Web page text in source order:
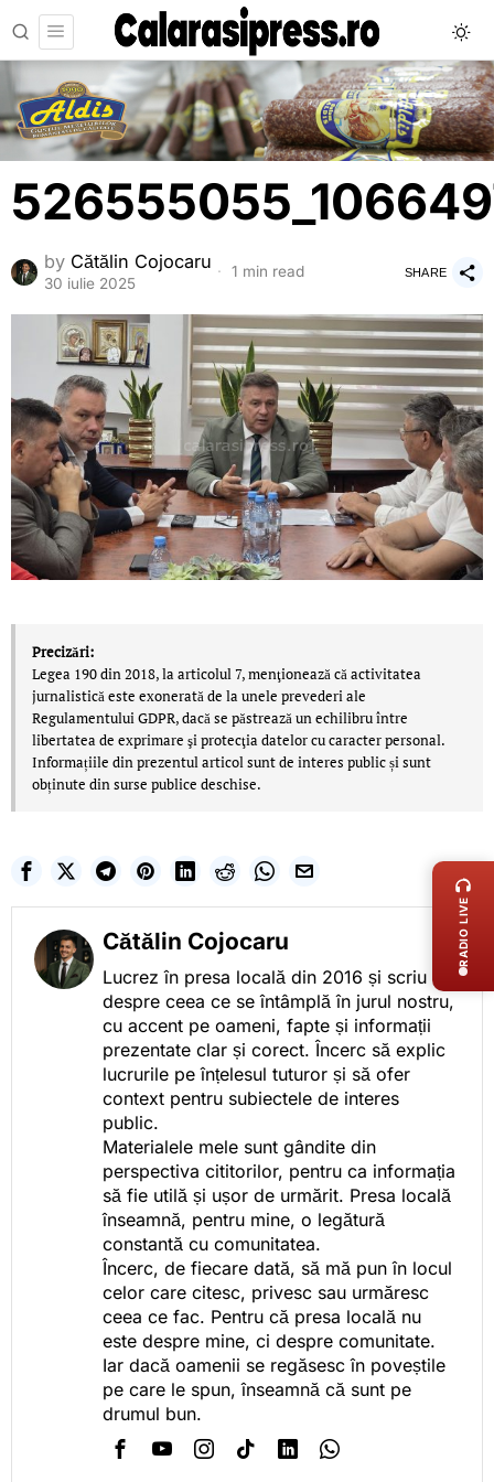
by Cătălin Cojocaru
30 iulie 2025
1 min read SHARE
Precizări:
Legea 190 din 2018, la articolul 7, menţionează că activitatea
jurnalistică este exonerată de la unele prevederi ale
Regulamentului GDPR, dacă se păstrează un echilibru între
libertatea de exprimare şi protecţia datelor cu caracter personal.
Informațiile din prezentul articol sunt de interes public și sunt
obținute din surse publice deschise.
Cătălin Cojocaru
Lucrez în presa locală din 2016 și scriu
despre ceea ce se întâmplă în jurul nostru,
cu accent pe oameni, fapte și informații
prezentate clar și corect. Încerc să explic
lucrurile pe înțelesul tuturor și să ofer
context pentru subiectele de interes
public.
Materialele mele sunt gândite din
perspectiva cititorilor, pentru ca informația
să fie utilă și ușor de urmărit. Presa locală
înseamnă, pentru mine, o legătură
constantă cu comunitatea.
Încerc, de fiecare dată, să mă pun în locul
celor care citesc, privesc sau urmăresc
ceea ce fac. Pentru că presa locală nu
este despre mine, ci despre comunitate.
Iar dacă oamenii se regăsesc în poveștile
pe care le spun, înseamnă că sunt pe
drumul bun.
RADIO LIVE